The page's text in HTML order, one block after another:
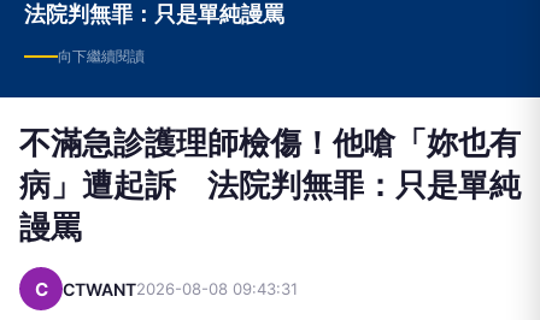
法院判無罪：只是單純謾罵
向下繼續閱讀
不滿急診護理師檢傷！他嗆「妳也有
病」遭起訴 法院判無罪：只是單純
謾罵
C CTWANT2026-08-08 09:43:31